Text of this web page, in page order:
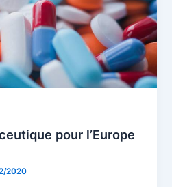
pour l’Europe
2020